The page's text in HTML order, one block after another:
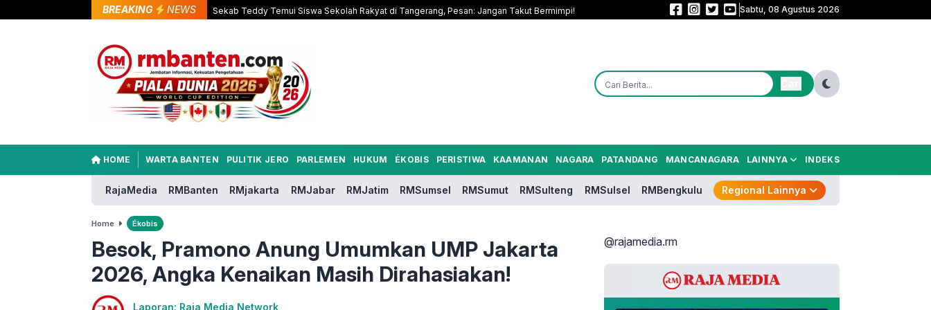
BREAKING NEWS Sekab Teddy Temui Siswa Sekolah Rakyat di Tangerang, Pesan: Jangan Takut Bermimpi! Sekolah Rakyat Rintisan Hadir di Curug, 400 Anak Jalanan Dibidik Kembali
Sabtu, 08 Agustus 2026
HOME WARTA BANTEN PULITIK JERO PARLEMEN HUKUM ÉKOBIS PERISTIWA KAAMANAN NAGARA PATANDANG MANCANAGARA LAINNYA INDEKS
RajaMedia RMBanten RMjakarta RMJabar RMJatim RMSumsel RMSumut RMSulteng RMSulsel RMBengkulu Regional Lainnya
Home Ékobis
Besok, Pramono Anung Umumkan UMP Jakarta
2026, Angka Kenaikan Masih Dirahasiakan!
Laporan: Raja Media Network
@rajamedia.rm